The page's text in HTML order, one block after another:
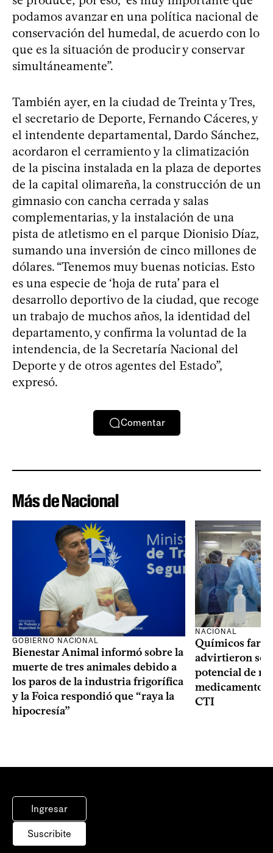
podamos avanzar en una política nacional de
conservación del humedal, de acuerdo con lo
que es la situación de producir y conservar
simultáneamente”.
También ayer, en la ciudad de Treinta y Tres,
el secretario de Deporte, Fernando Cáceres, y
el intendente departamental, Dardo Sánchez,
acordaron el cerramiento y la climatización
de la piscina instalada en la plaza de deportes
de la capital olimareña, la construcción de un
gimnasio con cancha cerrada y salas
complementarias, y la instalación de una
pista de atletismo en el parque Dionisio Díaz,
sumando una inversión de cinco millones de
dólares. “Tenemos muy buenas noticias. Esto
es una especie de ‘hoja de ruta’ para el
desarrollo deportivo de la ciudad, que recoge
un trabajo de muchos años, la identidad del
departamento, y confirma la voluntad de la
intendencia, de la Secretaría Nacional del
Deporte y de otros agentes del Estado”,
expresó.
Comentar
Más de Nacional
GOBIERNO NACIONAL
Bienestar Animal informó sobre la
muerte de tres animales debido a
los paros de la industria frigorífica
y la Foica respondió que “raya la
hipocresía”
NACIONAL
Químicos
advirtieron
potencial de
medicamentos
CTI
Ingresar
Suscribite